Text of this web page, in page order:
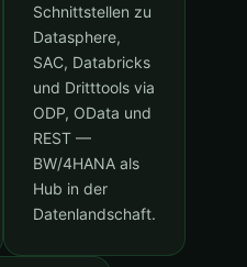
Schnittstellen zu
Datasphere,
SAC, Databricks
und Dritttools via
ODP, OData und
REST —
BW/4HANA als
Hub in der
Datenlandschaft.